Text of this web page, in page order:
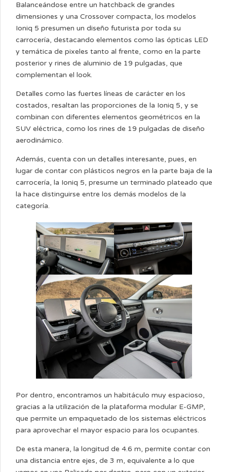
Balanceándose entre un hatchback de grandes
dimensiones y una Crossover compacta, los modelos
Ioniq 5 presumen un diseño futurista por toda su
carrocería, destacando elementos como las ópticas LED
y temática de pixeles tanto al frente, como en la parte
posterior y rines de aluminio de 19 pulgadas, que
complementan el look.
Detalles como las fuertes líneas de carácter en los
costados, resaltan las proporciones de la Ioniq 5, y se
combinan con diferentes elementos geométricos en la
SUV eléctrica, como los rines de 19 pulgadas de diseño
aerodinámico.
Además, cuenta con un detalles interesante, pues, en
lugar de contar con plásticos negros en la parte baja de la
carrocería, la Ioniq 5, presume un terminado plateado que
la hace distinguirse entre los demás modelos de la
categoría.
Por dentro, encontramos un habitáculo muy espacioso,
gracias a la utilización de la plataforma modular E-GMP,
que permite un empaquetado de los sistemas eléctricos
para aprovechar el mayor espacio para los ocupantes.
De esta manera, la longitud de 4.6 m, permite contar con
una distancia entre ejes, de 3 m, equivalente a lo que